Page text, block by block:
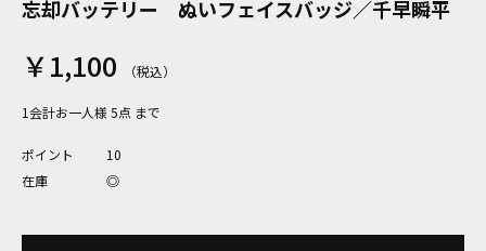
忘却バッテリー ぬいフェイスバッジ／千早瞬平
￥1,100
1会計お一人様 5点 まで
ポイント
10
在庫
◎